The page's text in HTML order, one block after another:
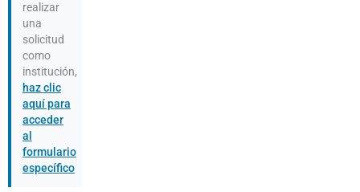
realizar
una
solicitud
como
institución,
haz clic
aquí para
acceder
al
formulario
específico